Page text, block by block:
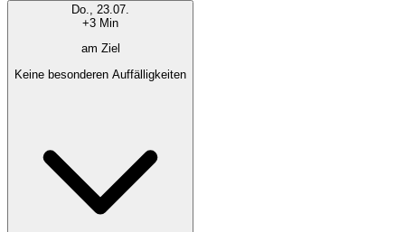
Do., 23.07.
+3 Min
am Ziel
Keine besonderen Auffälligkeiten